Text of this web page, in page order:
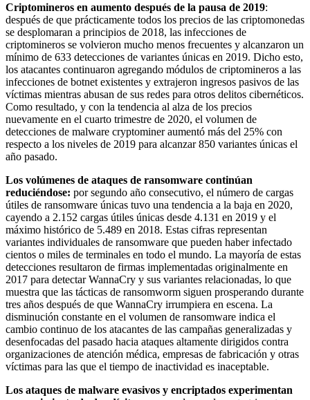
Criptomineros en aumento después de la pausa de 2019:
después de que prácticamente todos los precios de las criptomonedas
se desplomaran a principios de 2018, las infecciones de
criptomineros se volvieron mucho menos frecuentes y alcanzaron un
mínimo de 633 detecciones de variantes únicas en 2019. Dicho esto,
los atacantes continuaron agregando módulos de criptomineros a las
infecciones de botnet existentes y extrajeron ingresos pasivos de las
víctimas mientras abusan de sus redes para otros delitos cibernéticos.
Como resultado, y con la tendencia al alza de los precios
nuevamente en el cuarto trimestre de 2020, el volumen de
detecciones de malware cryptominer aumentó más del 25% con
respecto a los niveles de 2019 para alcanzar 850 variantes únicas el
año pasado.
Los volúmenes de ataques de ransomware continúan
reduciéndose: por segundo año consecutivo, el número de cargas
útiles de ransomware únicas tuvo una tendencia a la baja en 2020,
cayendo a 2.152 cargas útiles únicas desde 4.131 en 2019 y el
máximo histórico de 5.489 en 2018. Estas cifras representan
variantes individuales de ransomware que pueden haber infectado
cientos o miles de terminales en todo el mundo. La mayoría de estas
detecciones resultaron de firmas implementadas originalmente en
2017 para detectar WannaCry y sus variantes relacionadas, lo que
muestra que las tácticas de ransomworm siguen prosperando durante
tres años después de que WannaCry irrumpiera en escena. La
disminución constante en el volumen de ransomware indica el
cambio continuo de los atacantes de las campañas generalizadas y
desenfocadas del pasado hacia ataques altamente dirigidos contra
organizaciones de atención médica, empresas de fabricación y otras
víctimas para las que el tiempo de inactividad es inaceptable.
Los ataques de malware evasivos y encriptados experimentan